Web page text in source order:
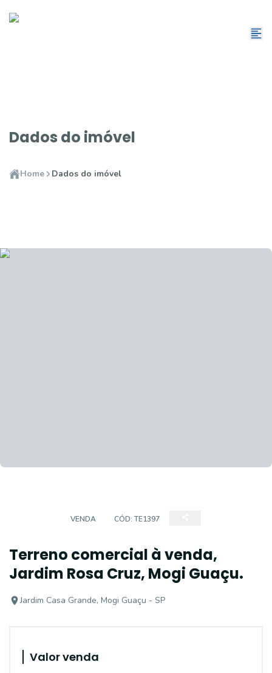
Dados do imóvel
Home Dados do imóvel
VENDA CÓD:TE1397
Terreno comercial à venda,
Jardim Rosa Cruz, Mogi Guaçu.
Jardim Casa Grande, Mogi Guaçu - SP
Valor venda